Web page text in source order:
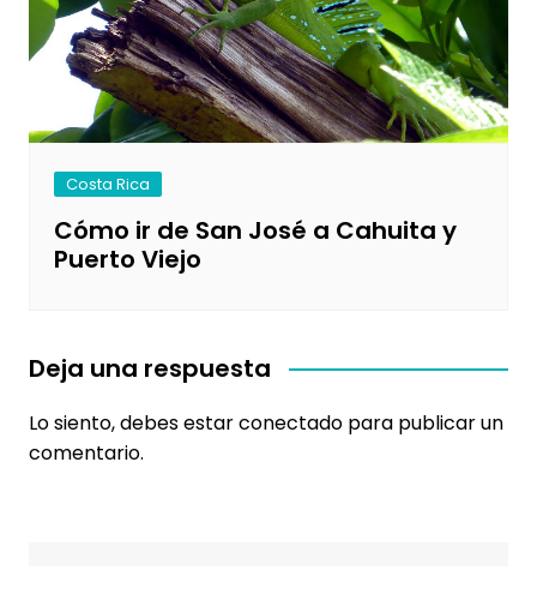
Costa Rica
Cómo ir de San José a Cahuita y
Puerto Viejo
Deja una respuesta
Lo siento, debes estarconectadopara publicar un
comentario.